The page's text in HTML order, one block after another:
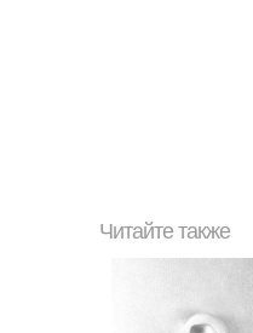
Читайте также